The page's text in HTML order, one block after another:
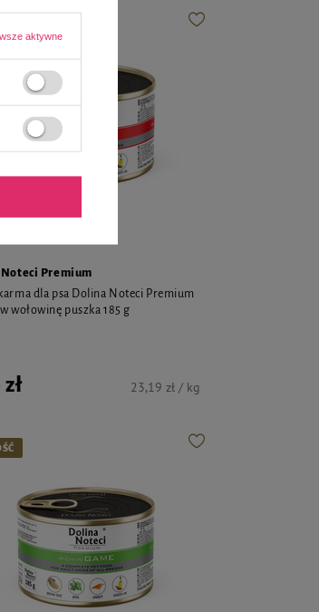
Noteci Premium
dla psa Dolina Noteci Premium
wołowinę puszka 185 g
23,19 zł / kg
aktywne